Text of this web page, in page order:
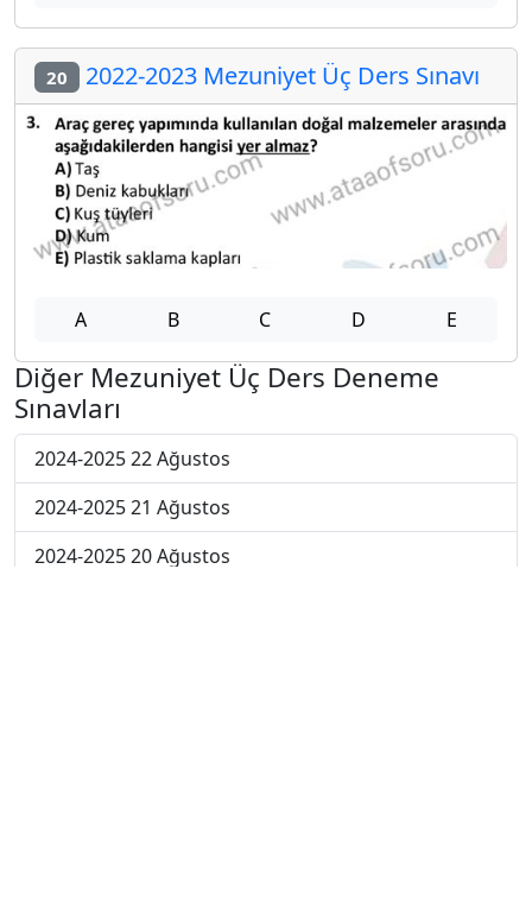
20 2022-2023 Mezuniyet Üç Ders Sınavı
A B C D E
Diğer Mezuniyet Üç Ders Deneme
Sınavları
2024-2025 22 Ağustos
2024-2025 21 Ağustos
2024-2025 20 Ağustos